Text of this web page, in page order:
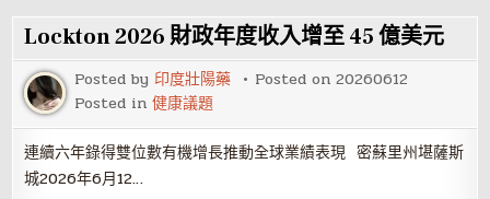
生
態
系
統
中
最
影
響
力
的
艘
10,800
汽
車
當
量
單
雙
燃
料
液
Lockton 2026 財政年度收入增至 45 億美元
Posted by 印度壯陽藥 Posted on20260612
Posted in健康議題
連續六年錄得雙位數有機增長推動全球業績表現 密蘇里州堪薩斯
城2026年6月12…